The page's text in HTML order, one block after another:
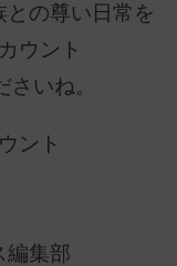
の尊い日常を
ウント
いね。
ント
編集部